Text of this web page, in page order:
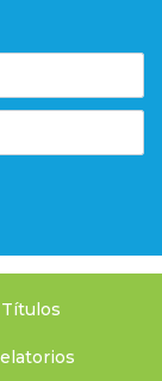
Títulos